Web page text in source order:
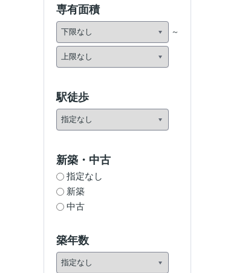
専有面積
駅徒歩
新築・中古
指定なし
新築
中古
築年数